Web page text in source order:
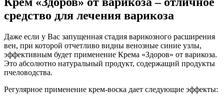
средство для лечения варикоза
Даже если у Вас запущенная стадия варикозного расширения
вен, при которой отчетливо видны венозные синие узлы,
эффективным будет применение Крема «Здоров» от варикоза.
Это абсолютно натуральный продукт, содержащий продукты
пчеловодства.
Регулярное применение крем-воска дает следующие эффекты: